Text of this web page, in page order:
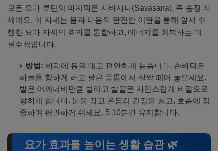
모든 요가 루틴의 마지막은 사바사나(Savasana), 즉 송장 자
세예요. 이 자세는 몸과 마음의 완전한 이완을 통해 앞서 수
행한 요가 자세의 효과를 통합하고, 에너지를 회복하는 데
필수적입니다.
방법: 바닥에 등을 대고 편안하게 눕습니다. 손바닥은
하늘을 향하게 하고 팔은 몸통에서 살짝 떼어 놓으세요.
발은 어깨너비만큼 벌리고 발끝은 자연스럽게 바깥으로
향하게 합니다. 눈을 감고 온몸의 긴장을 풀고, 호흡에 집
중하며 편안하게 쉬세요. 5-10분간 유지합니다.
요가 효과를 높이는 생활 습관 🌿